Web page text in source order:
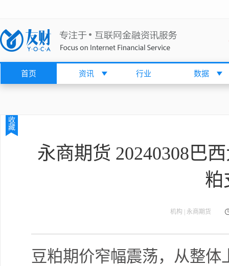
首页 资讯 行业 数据
收
藏
永商期货 20240308巴
粕
机构 | 永商期货
豆粕期价窄幅震荡，从整